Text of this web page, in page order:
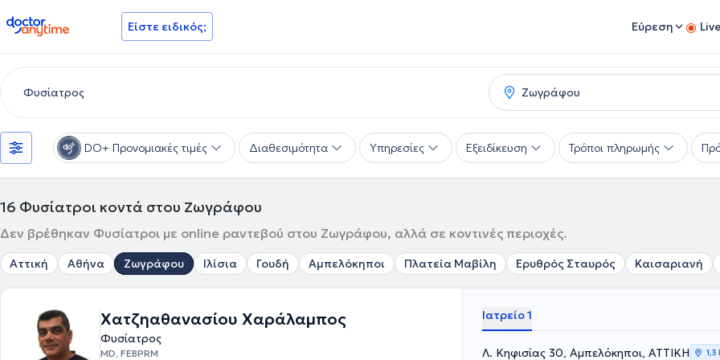
doctoranytime Είστε ειδικός; Εύρεση
DO+ Προνομιακές τιμές Διαθεσιμότητα Υπηρεσίες Εξειδίκευση Τρόποι πληρωμής
16 Φυσίατροι κοντά στου Ζωγράφου
Δεν βρέθηκαν Φυσίατροι με online ραντεβού στου Ζωγράφου, αλλά σε κοντινές περιοχές.
Αττική Αθήνα Ζωγράφου Ιλίσια Γουδή Αμπελόκηποι Πλατεία Μαβίλη Ερυθρός Σταυρός Καισαριανή
Χατζηαθανασίου Χαράλαμπος
Φυσίατρος
MD, FEBPRM
Ιατρείο 1
Λ. Κηφισίας 30, Αμπελόκηποι, ΑΤΤΙΚΗ 1,3